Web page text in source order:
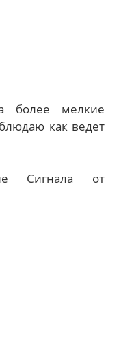
более мелкие
как ведет
Сигнала от